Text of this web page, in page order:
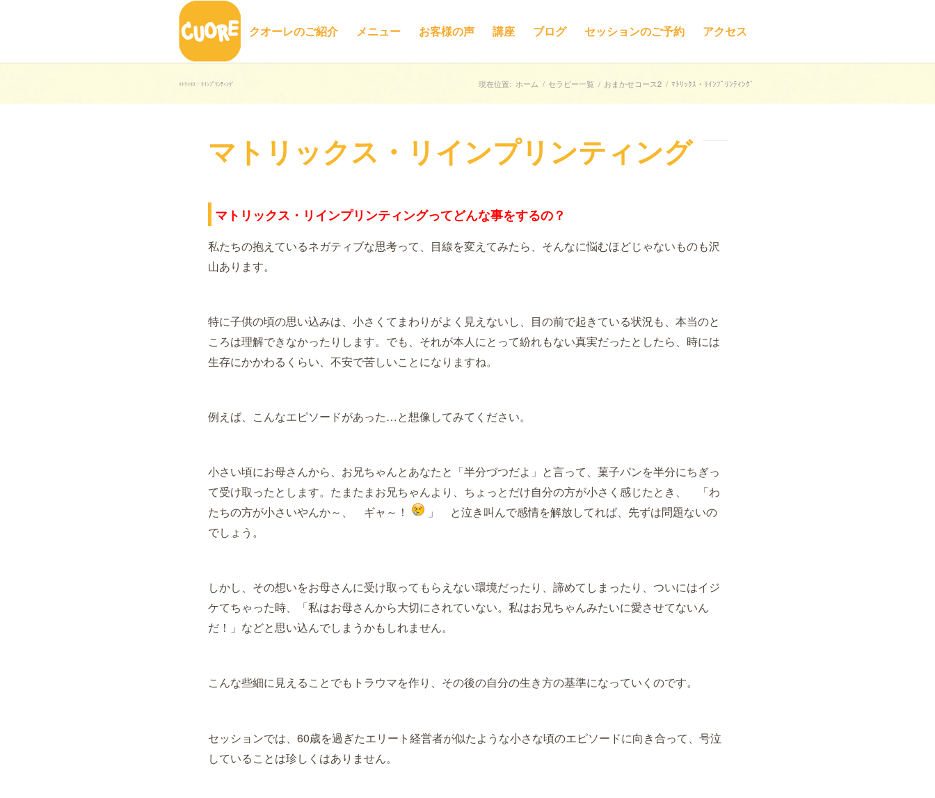
クオーレのご紹介 メニュー お客様の声 講座 ブログ セッションのご予約 アクセス
ﾏﾄﾘｯｸｽ・ﾘｲﾝﾌﾟﾘﾝﾃｨﾝｸﾞ 現在位置: ホーム / セラピー一覧 / おまかせコース2 / ﾏﾄﾘｯｸｽ・ﾘｲﾝﾌﾟﾘﾝﾃｨﾝｸﾞ
マトリックス・リインプリンティング
マトリックス・リインプリンティングってどんな事をするの？
私たちの抱えているネガティブな思考って、 目線を変えてみたら、 そんなに悩むほどじゃないものも沢
山あります。
特に子供の頃の思い込みは、小さくてまわりがよく見えないし、 目の前で起きている状況も、本当のと
ころは理解できなかったりします。 でも、それが本人にとって紛れもない真実だったとしたら、 時には
生存にかかわるくらい、 不安で苦しいことになりますね。
例えば、こんなエピソードがあった…と想像してみてください。
小さい頃にお母さんから、お兄ちゃんとあなたと「半分づつだよ」と言って、菓子パンを半分にちぎっ
て受け取ったとします。たまたまお兄ちゃんより、ちょっとだけ自分の方が小さく感じたとき、 「わ
たちの方が小さいやんか～、 ギャ～！
」 と泣き叫んで感情を解放してれば、先ずは問題ないの
でしょう。
しかし、その想いをお母さんに受け取ってもらえない環境だったり、諦めてしまったり、ついにはイジ
ケてちゃった時、
「私はお母さんから大切にされていない。私はお兄ちゃんみたいに愛させてないん
だ！」などと思い込んでしまうかもしれません。
こんな些細に見えることでもトラウマを作り、その後の自分の生き方の基準になっていくのです。
セッションでは、60歳を過ぎたエリート経営者が似たような小さな頃のエピソードに向き合って、 号泣
していることは珍しくはありません。